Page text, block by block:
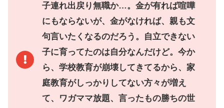
子連れ出戻り無職か…。金が有れば喧嘩
にもならないが、金がなければ、親も文
句言いたくなるのだろう。自立できない
子に育ってたのは自分なんだけど。今か
ら、学校教育が崩壊してきてるから、家
庭教育がしっかりしてない方々が増え
て、ワガママ放題、言ったもの勝ちの世